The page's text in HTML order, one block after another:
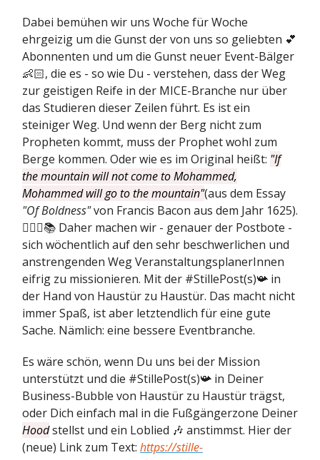
Dabei bemühen wir uns Woche für Woche
ehrgeizig um die Gunst der von uns so geliebten 💕
Abonnenten und um die Gunst neuer Event-Bälger
👶🏻, die es - so wie Du - verstehen, dass der Weg
zur geistigen Reife in der MICE-Branche nur über
das Studieren dieser Zeilen führt. Es ist ein
steiniger Weg. Und wenn der Berg nicht zum
Propheten kommt, muss der Prophet wohl zum
Berge kommen. Oder wie es im Original heißt: "If
the mountain will not come to Mohammed,
Mohammed will go to the mountain"(aus dem Essay
"Of Boldness"von Francis Bacon aus dem Jahr 1625).
🙇🏻‍♂️📚 Daher machen wir - genauer der Postbote -
sich wöchentlich auf den sehr beschwerlichen und
anstrengenden Weg VeranstaltungsplanerInnen
eifrig zu missionieren. Mit der #StillePost(s)📯 in
der Hand von Haustür zu Haustür. Das macht nicht
immer Spaß, ist aber letztendlich für eine gute
Sache. Nämlich: eine bessere Eventbranche.
Es wäre schön, wenn Du uns bei der Mission
unterstützt und die #StillePost(s)📯 in Deiner
Business-Bubble von Haustür zu Haustür trägst,
oder Dich einfach mal in die Fußgängerzone Deiner
Hoodstellst und ein Loblied 🎶 anstimmst. Hier der
(neue) Link zum Text: https://stille-